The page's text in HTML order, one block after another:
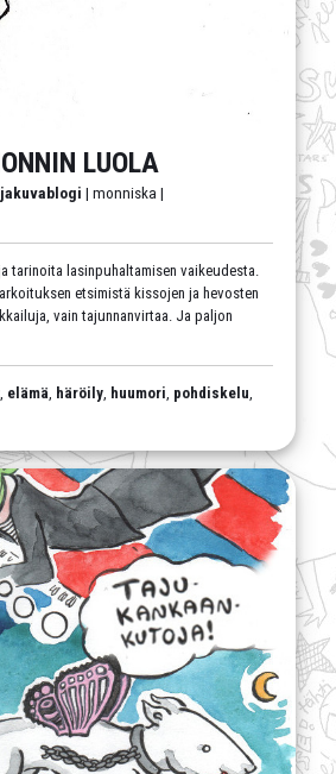
LUOLA
| monniska |
tarinoita lasinpuhaltamisen vaikeudesta.
etsimistä kissojen ja hevosten
vain tajunnanvirtaa. Ja paljon
, elämä, häröily, huumori, pohdiskelu,